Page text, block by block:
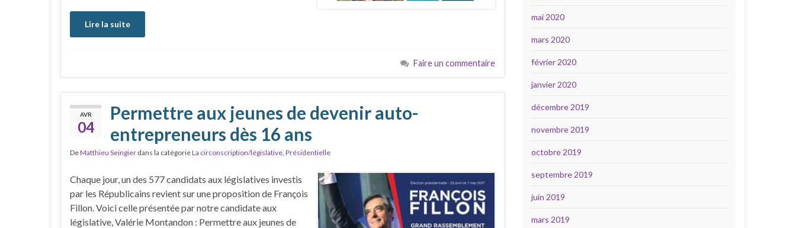
Lire la suite
Faire un commentaire
AVR
04
Permettre aux jeunes de devenir auto-
entrepreneurs dès 16 ans
DeMatthieu Seingier dans la catégorieLa circonscription/législative Présidentielle
Chaque jour, un des 577 candidats aux législatives investis
par les Républicains revient sur une proposition de François
Fillon. Voici celle présentée par notre candidate aux
législative, Valérie Montandon : Permettre aux jeunes de
mai 2020
mars 2020
février 2020
janvier 2020
décembre 2019
novembre 2019
octobre 2019
septembre 2019
juin 2019
mars 2019